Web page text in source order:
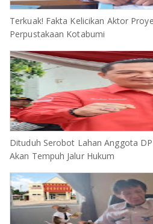
Terkuak! Fakta Kelicikan Aktor
Perpustakaan Kotabumi
Dituduh Serobot Lahan Anggota
Akan Tempuh Jalur Hukum